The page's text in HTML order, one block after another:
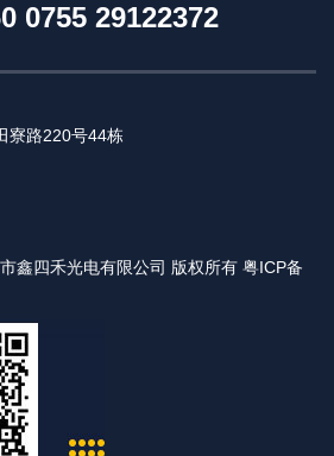
0755 29122372
寮路220号44栋
鑫四禾光电有限公司 版权所有 粤ICP备